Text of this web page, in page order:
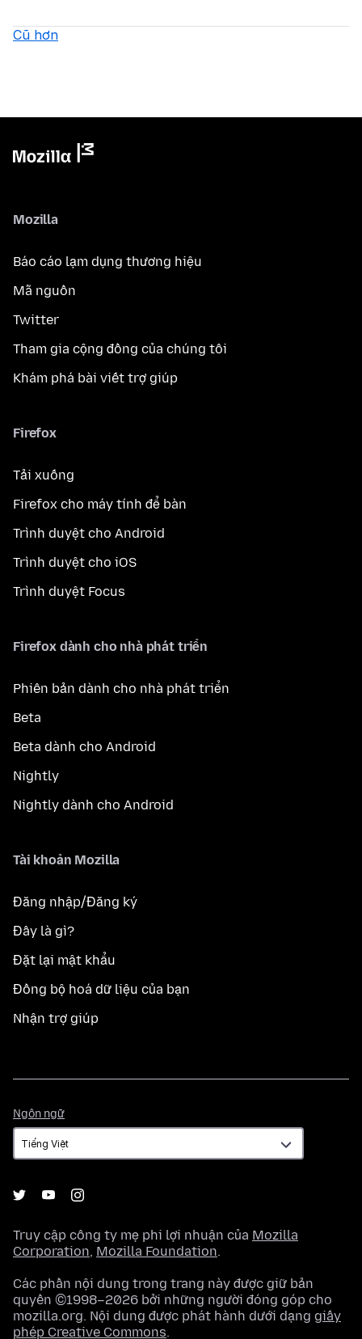
Cũ hơn
Mozilla
Báo cáo lạm dụng thương hiệu
Mã nguồn
Twitter
Tham gia cộng đồng của chúng tôi
Khám phá bài viết trợ giúp
Firefox
Tải xuống
Firefox cho máy tính để bàn
Trình duyệt cho Android
Trình duyệt cho iOS
Trình duyệt Focus
Firefox dành cho nhà phát triển
Phiên bản dành cho nhà phát triển
Beta
Beta dành cho Android
Nightly
Nightly dành cho Android
Tài khoản Mozilla
Đăng nhập/Đăng ký
Đây là gì?
Đặt lại mật khẩu
Đồng bộ hoá dữ liệu của bạn
Nhận trợ giúp
Ngôn ngữ
ngữ
Truy cập công ty mẹ phi lợi nhuận của Mozilla
Corporation, Mozilla Foundation.
Các phần nội dung trong trang này được giữ bản
quyền ©1998–2026 bởi những người đóng góp cho
mozilla.org. Nội dung được phát hành dưới dạng giấy
phép Creative Commons.